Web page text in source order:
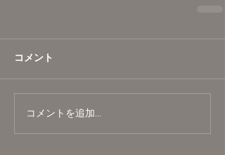
コメント
コメントを追加…